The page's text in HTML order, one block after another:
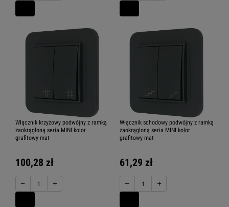
Włącznik krzyżowy podwójny z ramką
zaokrągloną seria MINI kolor
grafitowy mat
100,28 zł
− +
Włącznik schodowy podwójny z ramką
zaokrągloną seria MINI kolor
grafitowy mat
61,29 zł
− +